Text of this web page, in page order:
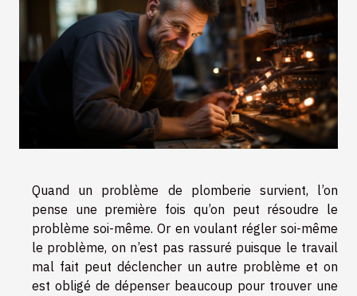
Quand un problème de plomberie survient, l’on
pense une première fois qu’on peut résoudre le
problème soi-même. Or en voulant régler soi-même
le problème, on n’est pas rassuré puisque le travail
mal fait peut déclencher un autre problème et on
est obligé de dépenser beaucoup pour trouver une